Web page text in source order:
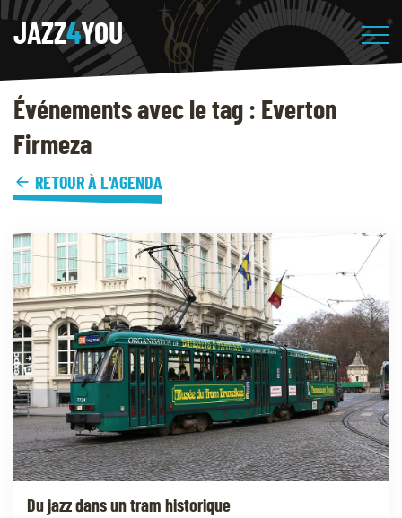
JAZZ4YOU
Événements avec le tag : Everton
Firmeza
RETOUR À L'AGENDA
Du jazz dans un tram historique